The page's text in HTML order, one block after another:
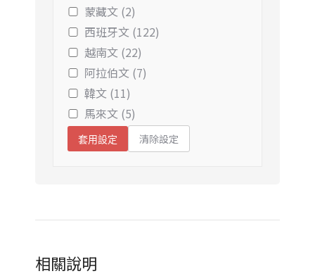
蒙藏文 (2)
西班牙文 (122)
越南文 (22)
阿拉伯文 (7)
韓文 (11)
馬來文 (5)
套用設定 清除設定
相關說明